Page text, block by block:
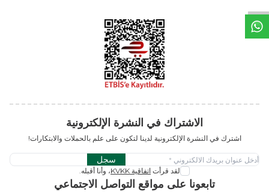
الاشتراك في النشرة الإلكترونية
اشترك في النشرة الإلكترونية لدينا لتكون على علم بالحملات والابتكارات!
سجل
لقد قرأت اتفاقية KVKK ، وأنا أقبله.
تابعونا على مواقع التواصل الاجتماعي